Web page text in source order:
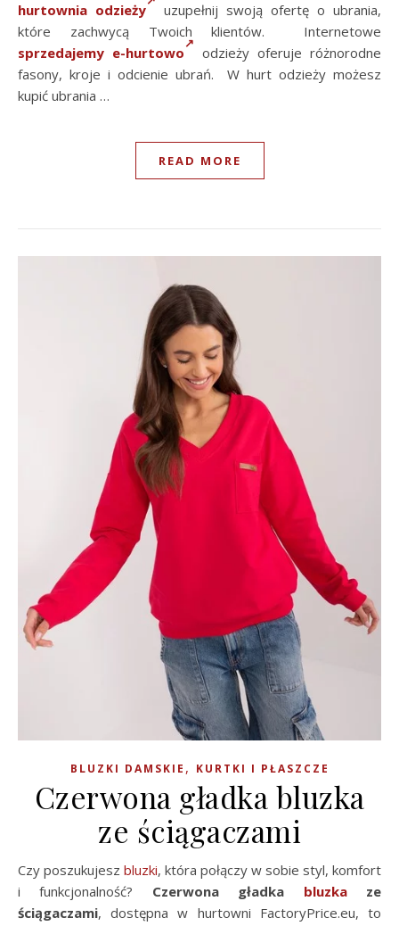
hurtownia odzieży
uzupełnij swoją ofertę o ubrania,
które zachwycą Twoich klientów. Internetowe
sprzedajemy e-hurtowo
odzieży oferuje różnorodne
fasony, kroje i odcienie ubrań. W hurt odzieży możesz
kupić ubrania …
READ MORE
BLUZKI DAMSKIE , KURTKI I PŁASZCZE
Czerwona gładka bluzka
ze ściągaczami
Czy poszukujesz bluzki, która połączy w sobie styl, komfort
i funkcjonalność? Czerwona gładka bluzkaze
ściągaczami, dostępna w hurtowni FactoryPrice.eu, to